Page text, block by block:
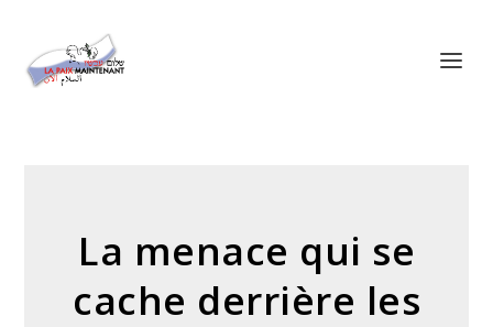
La menace qui se
cache derrière les